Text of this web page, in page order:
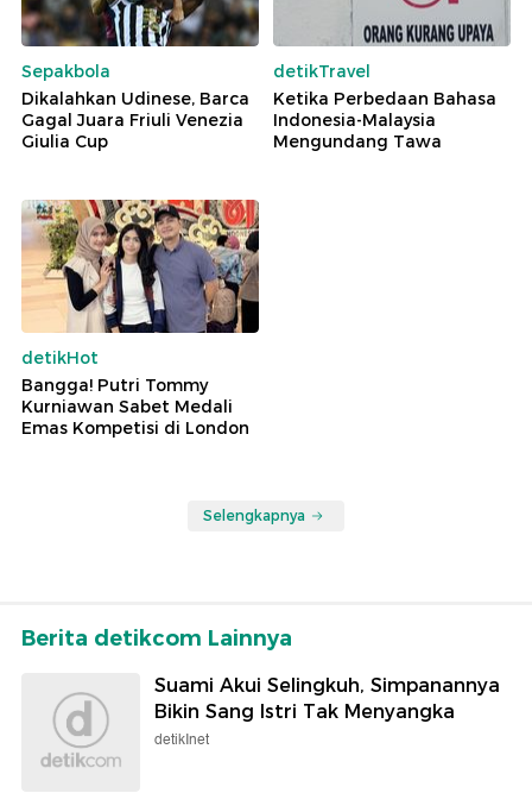
Sepakbola
Dikalahkan Udinese, Barca
Gagal Juara Friuli Venezia
Giulia Cup
detikTravel
Ketika Perbedaan Bahasa
Indonesia-Malaysia
Mengundang Tawa
detikHot
Bangga! Putri Tommy
Kurniawan Sabet Medali
Emas Kompetisi di London
Selengkapnya
Berita detikcom Lainnya
Suami Akui Selingkuh, Simpanannya
Bikin Sang Istri Tak Menyangka
detikInet